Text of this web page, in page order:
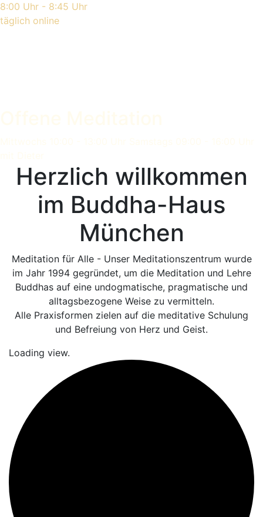
8:00 Uhr - 8:45 Uhr
täglich online
Herzlich willkommen
im Buddha-Haus
München
Meditation für Alle - Unser Meditationszentrum wurde
im Jahr 1994 gegründet, um die Meditation und Lehre
Buddhas auf eine undogmatische, pragmatische und
alltagsbezogene Weise zu vermitteln.
Alle Praxisformen zielen auf die meditative Schulung
und Befreiung von Herz und Geist.
Loading view.